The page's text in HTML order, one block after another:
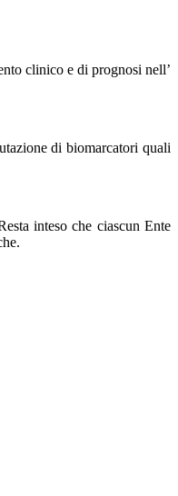
clinico e di prognosi nell’
di biomarcatori quali
inteso che ciascun Ente